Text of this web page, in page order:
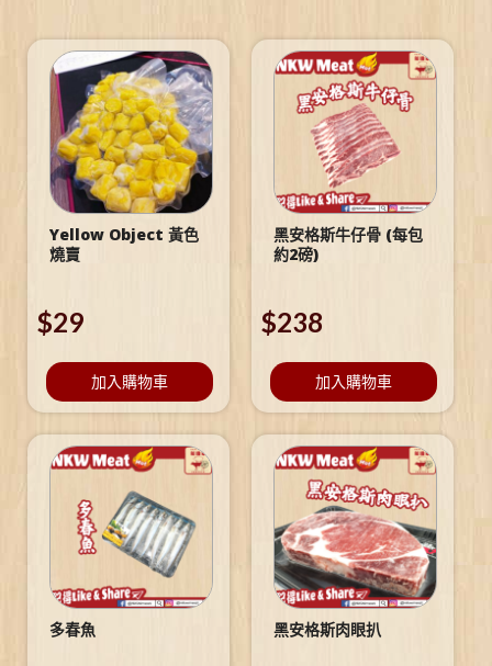
Yellow Object 黃色
燒賣
$29
加入購物車
黑安格斯牛仔骨 (每包
約2磅)
$238
加入購物車
多春魚 黑安格斯肉眼扒